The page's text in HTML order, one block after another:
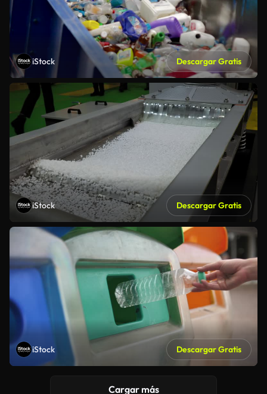
iStock Descargar Gratis
iStock Descargar Gratis
iStock Descargar Gratis
Cargar más